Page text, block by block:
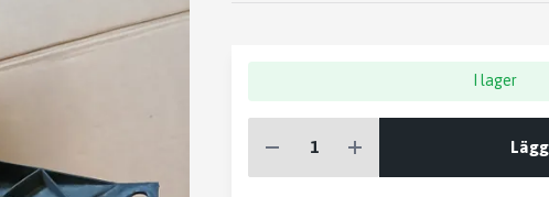
I lager